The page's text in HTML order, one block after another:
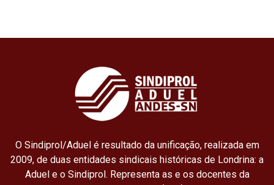
O Sindiprol/Aduel é resultado da unificação, realizada em
2009, de duas entidades sindicais históricas de Londrina: a
Aduel e o Sindiprol. Representa as e os docentes da